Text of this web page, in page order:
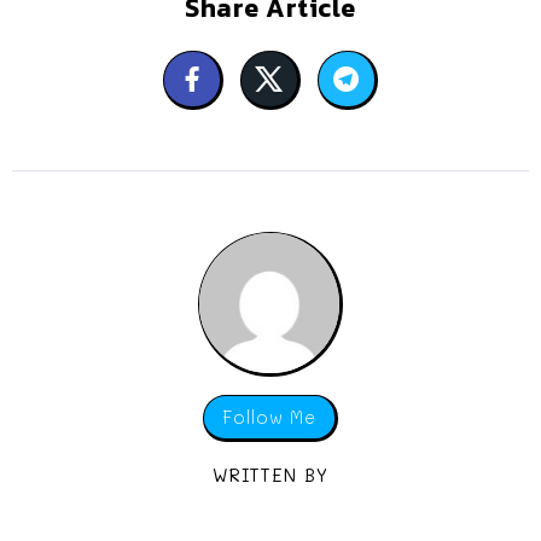
Follow Me
WRITTEN BY